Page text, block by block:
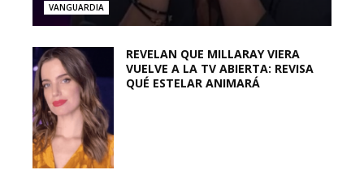
VANGUARDIA
REVELAN QUE MILLARAY VIERA
VUELVE A LA TV ABIERTA: REVISA
QUÉ ESTELAR ANIMARÁ